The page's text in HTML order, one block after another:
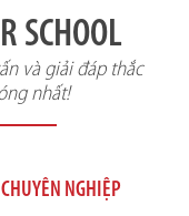
SCHOOL
và giải đáp thắc
nhất!
NGHIỆP